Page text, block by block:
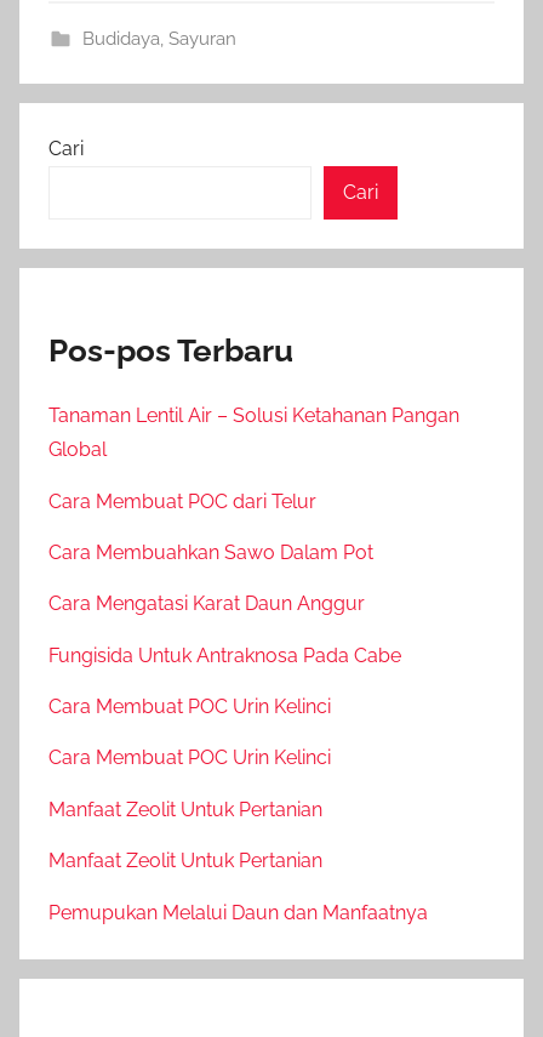
Budidaya Sayuran
Cari
Cari
Pos-pos Terbaru
Tanaman Lentil Air – Solusi Ketahanan Pangan
Global
Cara Membuat POC dari Telur
Cara Membuahkan Sawo Dalam Pot
Cara Mengatasi Karat Daun Anggur
Fungisida Untuk Antraknosa Pada Cabe
Cara Membuat POC Urin Kelinci
Cara Membuat POC Urin Kelinci
Manfaat Zeolit Untuk Pertanian
Manfaat Zeolit Untuk Pertanian
Pemupukan Melalui Daun dan Manfaatnya